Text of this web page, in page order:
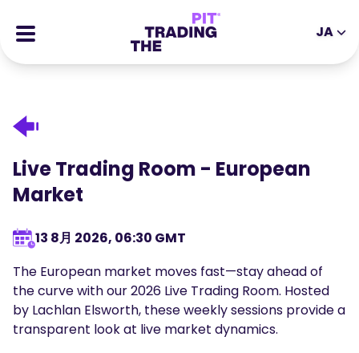
先物取引
チャレンジ合格者の声
取引資料
学習リソース
ブログ記事
eBooks
当社について
よくある質問
アフィリエイト
JA
DE
ES
IT
TR
PT
Live Trading Room - European
Market
13 8月 2026, 06:30 GMT
The European market moves fast—stay ahead of
the curve with our 2026 Live Trading Room. Hosted
by Lachlan Elsworth, these weekly sessions provide a
transparent look at live market dynamics.